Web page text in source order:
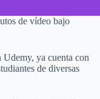
de vídeo bajo
Udemy, ya cuenta con
de diversas